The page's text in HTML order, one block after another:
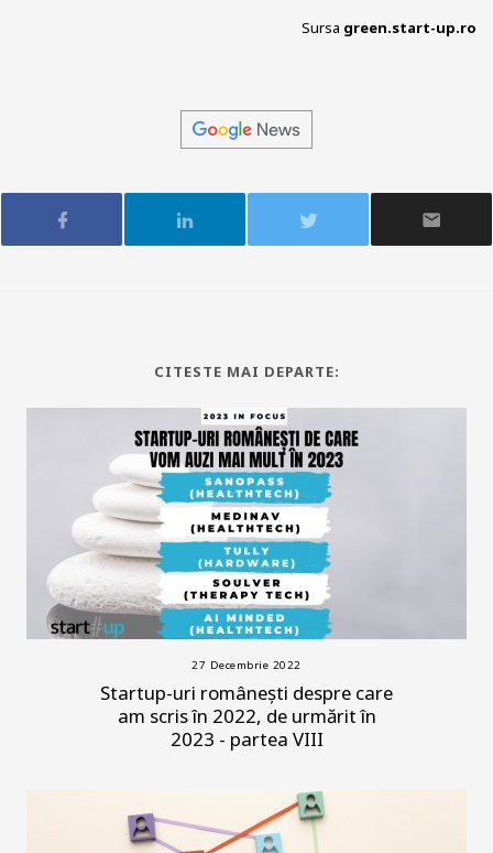
Sursa green.start-up.ro
CITESTE MAI DEPARTE:
27 Decembrie 2022
Startup-uri românești despre care
am scris în 2022, de urmărit în
2023 - partea VIII